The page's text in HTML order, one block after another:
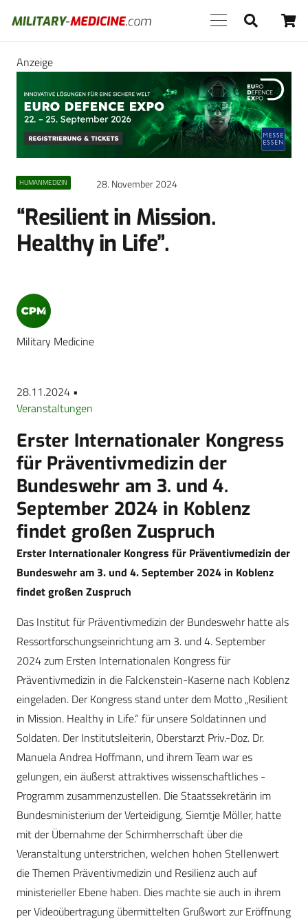
Anzeige
HUMANMEDIZIN 28. November 2024
“Resilient in Mission.
Healthy in Life”.
Military Medicine
28.11.2024 •
Veranstaltungen
Erster Internationaler Kongress
für Präventivmedizin der
Bundeswehr am 3. und 4.
September 2024 in Koblenz
findet großen Zuspruch
Erster Internationaler Kongress für Präventivmedizin der
Bundeswehr am 3. und 4. September 2024 in Koblenz
findet großen Zuspruch
Das Institut für Präventivmedizin der Bundeswehr hatte als
Ressortforschungseinrichtung am 3. und 4. September
2024 zum Ersten Internationalen Kongress für
Präventivmedizin in die Falckenstein-Kaserne nach Koblenz
eingeladen. Der Kongress stand unter dem Motto „Resilient
in Mission. Healthy in Life.“ für unsere Soldatinnen und
Soldaten. Der Institutsleiterin, Oberstarzt Priv.-Doz. Dr.
Manuela Andrea Hoffmann, und ihrem Team war es
gelungen, ein äußerst attraktives wissenschaftliches ­
Programm zusammenzustellen. Die Staatssekretärin im
Bundesministerium der Verteidigung, Siemtje Möller, hatte
mit der Übernahme der Schirmherrschaft über die
Veranstaltung unterstrichen, welchen hohen Stellenwert
die Themen Präventivmedizin und Resilienz auch auf
ministerieller Ebene haben. Dies machte sie auch in ihrem
per Videoübertragung übermittelten Grußwort zur Eröffnung